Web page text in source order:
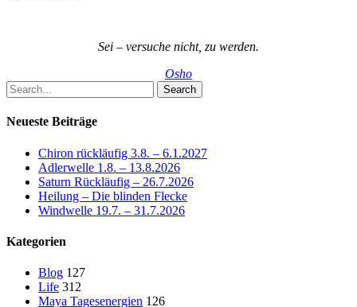
Sei – versuche nicht, zu werden.
Osho
Search
Neueste Beiträge
Chiron rückläufig 3.8. – 6.1.2027
Adlerwelle 1.8. – 13.8.2026
Saturn Rückläufig – 26.7.2026
Heilung – Die blinden Flecke
Windwelle 19.7. – 31.7.2026
Kategorien
Blog 127
Life 312
Maya Tagesenergien 126